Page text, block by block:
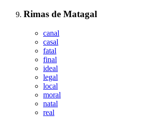
Rimas de Matagal
canal
casal
fatal
final
ideal
legal
local
moral
natal
real